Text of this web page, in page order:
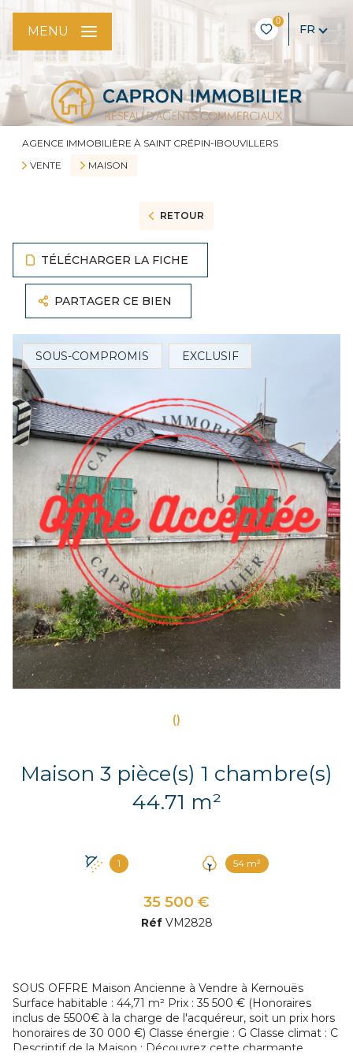
0
FR
MENU
AGENCE IMMOBILIÈRE À SAINT CRÉPIN-IBOUVILLERS
VENTE
MAISON
RETOUR
TÉLÉCHARGER LA FICHE
PARTAGER CE BIEN
SOUS-COMPROMIS EXCLUSIF
()
Maison 3 pièce(s) 1 chambre(s)
44.71 m²
1 54 m²
35 500 €
Réf VM2828
SOUS OFFRE Maison Ancienne à Vendre à Kernouës
Surface habitable : 44,71 m² Prix : 35 500 € (Honoraires
inclus de 5500€ à la charge de l'acquéreur, soit un prix hors
honoraires de 30 000 €) Classe énergie : G Classe climat : C
Descriptif de la Maison : Découvrez cette charmante